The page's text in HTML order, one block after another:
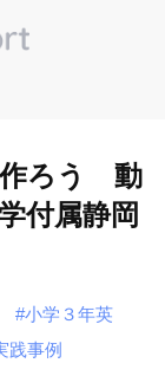
ろう 動
付属静岡
#小学３年英
践事例